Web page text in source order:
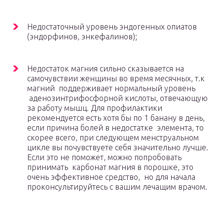
Недостаточный уровень эндогенных опиатов
(эндорфинов, энкефалинов);
Недостаток магния сильно сказывается на
самочувствии женщины во время месячных, т.к
магний поддерживает нормальный уровень
аденозинтрифосфорной кислоты, отвечающую
за работу мышц. Для профилактики
рекомендуется есть хотя бы по 1 банану в день,
если причина болей в недостатке элемента, то
скорее всего, при следующем менструальном
цикле вы почувствуете себя значительно лучше.
Если это не поможет, можно попробовать
принимать карбонат магния в порошке, это
очень эффективное средство, но для начала
проконсультируйтесь с вашим лечащим врачом.